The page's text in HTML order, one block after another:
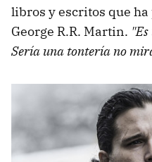
libros y escritos que
George R.R. Martin.
Sería una tontería no